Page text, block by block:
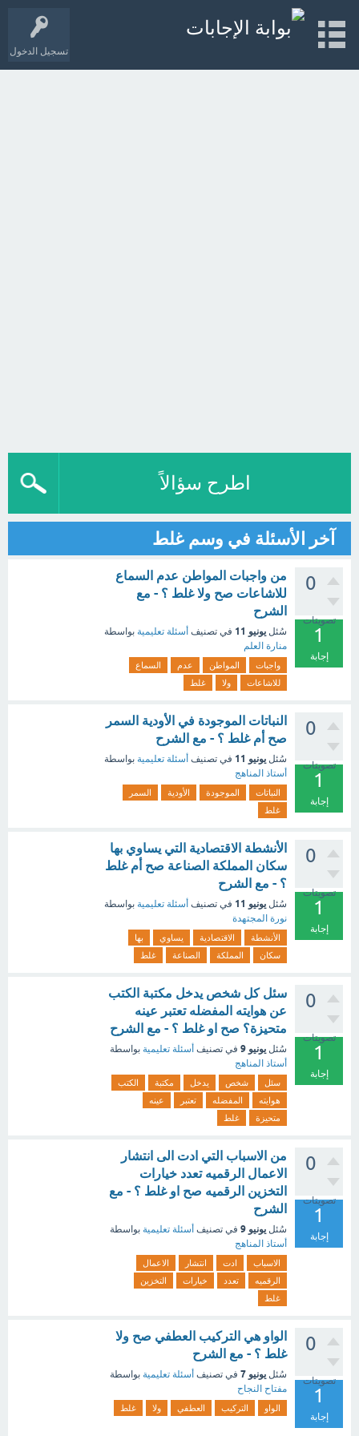
تسجيل الدخول
اطرح سؤالاً
آخر الأسئلة في وسم غلط
0
تصويتات
1
إجابة
‏من واجبات المواطن عدم السماع
‏للاشاعات صح ولا غلط ؟ - مع
الشرح
سُئل يونيو 11 في تصنيف أسئلة تعليمية بواسطة
منارة العلم
واجبات المواطن عدم
السماع
للاشاعات
ولا غلط
0
تصويتات
1
إجابة
النباتات الموجودة في الأودية السمر
صح أم غلط ؟ - مع الشرح
سُئل يونيو 11 في تصنيف أسئلة تعليمية بواسطة
أستاذ المناهج
النباتات الموجودة الأودية
السمر
غلط
0
تصويتات
1
إجابة
الأنشطة الاقتصادية التي يساوي بها
سكان المملكة الصناعة صح أم غلط
؟ - مع الشرح
سُئل يونيو 11 في تصنيف أسئلة تعليمية بواسطة
نورة المجتهدة
الأنشطة الاقتصادية يساوي
بها
سكان
المملكة الصناعة غلط
0
تصويتات
1
إجابة
سئل كل شخص يدخل مكتبة الكتب
عن هوايته المفضله تعتبر عينه
متحيزة؟ صح او غلط ؟ - مع الشرح
سُئل يونيو 9 في تصنيف أسئلة تعليمية بواسطة
أستاذ المناهج
سئل شخص يدخل مكتبة
الكتب
هوايته
المفضله تعتبر
عينه
متحيزة
غلط
0
تصويتات
1
إجابة
من الاسباب التي ادت الى انتشار
الاعمال الرقميه تعدد خيارات
التخزين الرقميه صح او غلط ؟ - مع
الشرح
سُئل يونيو 9 في تصنيف أسئلة تعليمية بواسطة
أستاذ المناهج
الاسباب ادت انتشار
الاعمال
الرقميه
تعدد خيارات
التخزين
غلط
0
تصويتات
1
إجابة
الواو هي التركيب العطفي صح ولا
غلط ؟ - مع الشرح
سُئل يونيو 7 في تصنيف أسئلة تعليمية بواسطة
مفتاح النجاح
الواو التركيب العطفي ولا غلط